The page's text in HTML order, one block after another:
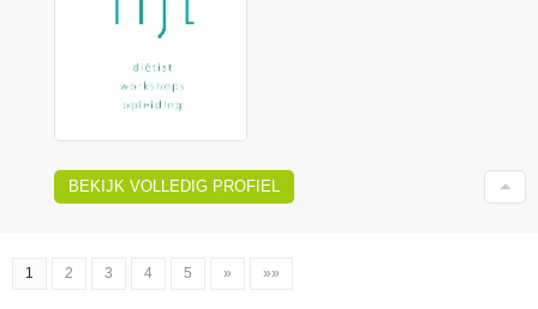
BEKIJK VOLLEDIG PROFIEL
1 2 3 4 5 » »»